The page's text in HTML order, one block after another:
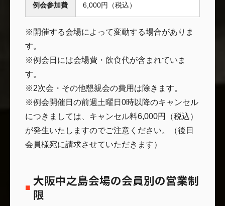
例会参加費 6,000円（税込）
※開催する会場によって変動する場合がありま
す。
※例会日には会場費・飲食代が含まれていま
す。
※2次会・その他懇親会の費用は除きます。
※例会開催日の前週土曜日0時以降のキャンセル
につきましては、キャンセル料6,000円（税込）
が発生いたしますのでご注意ください。（後日
会員様宛に請求させていただきます）
大阪中之島会場の会員別の営業制
限